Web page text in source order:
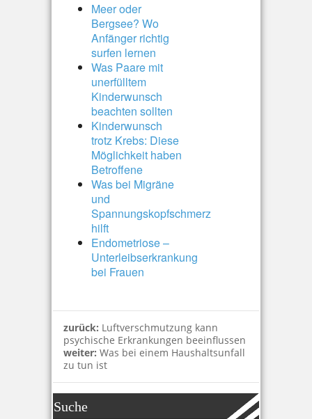
Meer oder
Bergsee? Wo
Anfänger richtig
surfen lernen
Was Paare mit
unerfülltem
Kinderwunsch
beachten sollten
Kinderwunsch
trotz Krebs: Diese
Möglichkeit haben
Betroffene
Was bei Migräne
und
Spannungskopfschmerz
hilft
Endometriose –
Unterleibserkrankung
bei Frauen
zurück: Luftverschmutzung kann
psychische Erkrankungen beeinflussen
weiter: Was bei einem Haushaltsunfall
zu tun ist
Suche